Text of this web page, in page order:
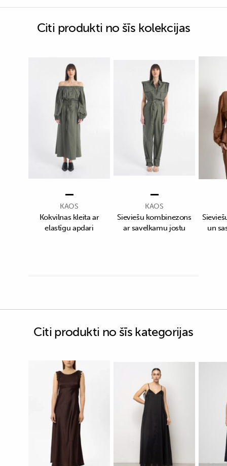
Citi produkti no šīs kolekcijas
KAOS
Kokvilnas kleita ar
elastīgu apdari
KAOS
Sieviešu kombinezons
ar savelkamu jostu
un
Citi produkti no šīs kategorijas